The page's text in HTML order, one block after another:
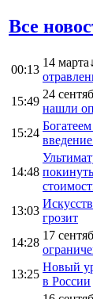
Все
00:13
14 марта↓
15:49
24
нашли
15:24
14:48
13:03
грозит
14:28
17
13:25
Новый
в России